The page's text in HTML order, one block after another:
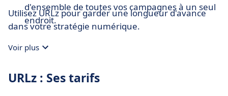
d'ensemble de toutes vos campagnes à un seul
endroit.
Utilisez URLz pour garder une longueur d'avance
dans votre stratégie numérique.
Voir plus
URLz : Ses tarifs